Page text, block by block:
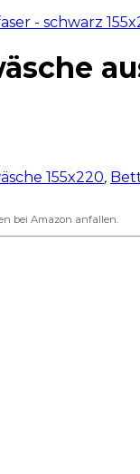
155x220,
bei Amazon anfallen.